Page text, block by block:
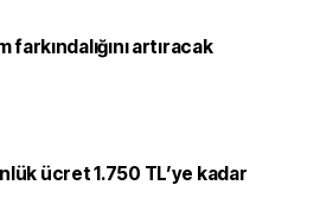
artıracak
ücret 1.750 TL’ye kadar